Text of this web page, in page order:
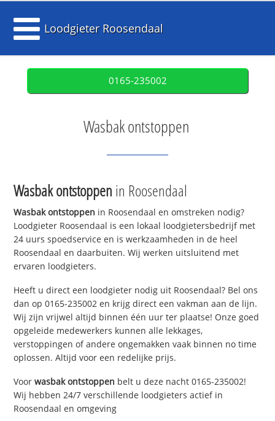
Loodgieter Roosendaal
0165-235002
Wasbak ontstoppen
Wasbak ontstoppen in Roosendaal
Wasbak ontstoppen in Roosendaal en omstreken nodig?
Loodgieter Roosendaal is een lokaal loodgietersbedrijf met
24 uurs spoedservice en is werkzaamheden in de heel
Roosendaal en daarbuiten. Wij werken uitsluitend met
ervaren loodgieters.
Heeft u direct een loodgieter nodig uit Roosendaal? Bel ons
dan op 0165-235002 en krijg direct een vakman aan de lijn.
Wij zijn vrijwel altijd binnen één uur ter plaatse! Onze goed
opgeleide medewerkers kunnen alle lekkages,
verstoppingen of andere ongemakken vaak binnen no time
oplossen. Altijd voor een redelijke prijs.
Voorwasbak ontstoppen belt u deze nacht 0165-235002!
Wij hebben 24/7 verschillende loodgieters actief in
Roosendaal en omgeving